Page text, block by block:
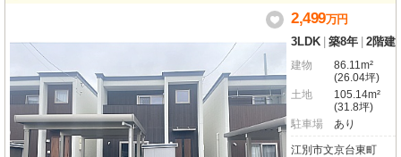
2,499万円
3LDK 築8年 2階建
建物
86.11m²
(26.04坪)
土地
105.14m²
(31.8坪)
駐車場
あり
江別市文京台東町